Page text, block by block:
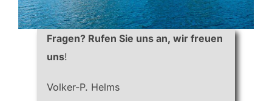
Fragen? Rufen Sie uns an, wir freuen
uns!
Volker-P. Helms